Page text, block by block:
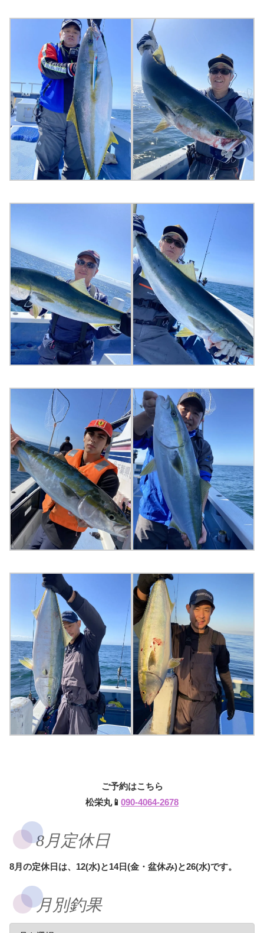
ご予約はこちら
松栄丸📱 090-4064-2678
8月定休日
8月の定休日は、12(水)と14日(金・盆休み)と26(水)です。
月別釣果